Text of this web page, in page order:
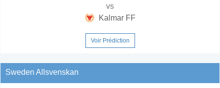
vs
Kalmar FF
Voir Prédiction
Sweden Allsvenskan